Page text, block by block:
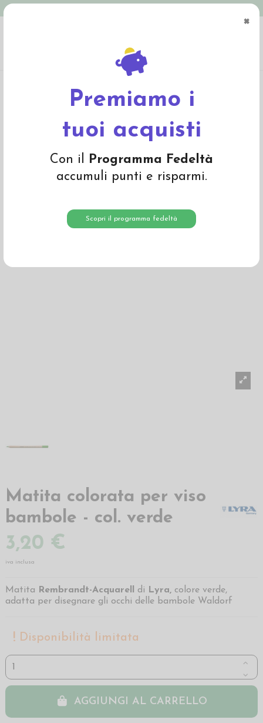
×
Premiamo i
tuoi acquisti
Con il Programma Fedeltà
accumuli punti e risparmi.
Scopri il programma fedeltà
Matita colorata per viso bambole - col. verde
Matita colorata per viso
bambole - col. verde
3,20 €
iva inclusa
Matita Rembrandt-Acquarell di Lyra, colore verde,
adatta per disegnare gli occhi delle bambole Waldorf
Disponibilità limitata
AGGIUNGI AL CARRELLO